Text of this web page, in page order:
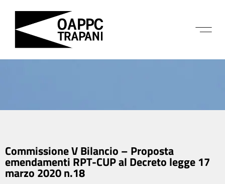
Commissione V Bilancio – Proposta
emendamenti RPT-CUP al Decreto legge 17
marzo 2020 n.18